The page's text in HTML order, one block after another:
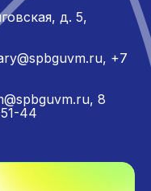
д. 5,
, +7
, 8
44